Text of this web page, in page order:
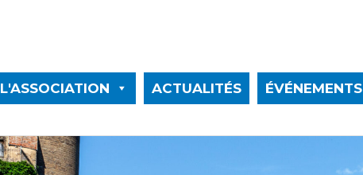
L'ASSOCIATION ACTUALITÉS ÉVÉNEMENTS